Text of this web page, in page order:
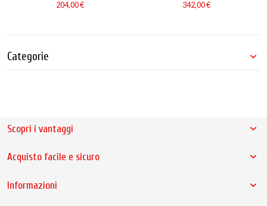
204,00 € 342,00 €
Categorie
Scopri i vantaggi
Acquisto facile e sicuro
Informazioni